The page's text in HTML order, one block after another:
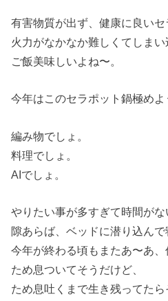
有害物質が出ず、健康に良いセ
火力がなかなか難しくてしま
ご飯美味しいよね〜。
今年はこのセラポット鍋極めよ
編み物でしょ。
料理でしょ。
AIでしょ。
やりたい事が多すぎて時間がな
隙あらば、ベッドに潜り込んで
今年が終わる頃もまたあ〜あ
ため息ついてそうだけど、
ため息吐くまで生き残ってた